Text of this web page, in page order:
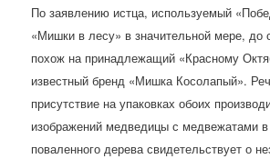
По заявлению истца, используемый
«Мишки в лесу» в значительной мере, до
похож на принадлежащий «Красному
известный бренд «Мишка Косолапый».
присутствие на упаковках обоих
изображений медведицы с медвежатами
поваленного дерева свидетельствует о